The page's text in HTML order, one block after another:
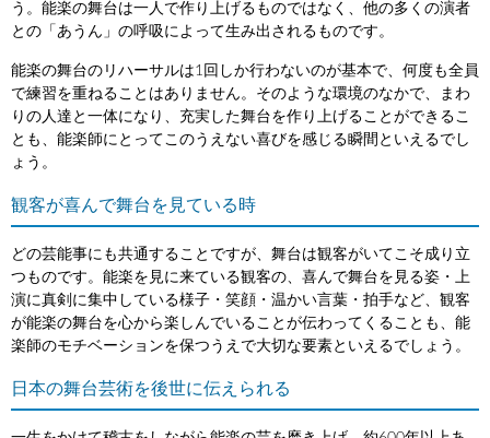
う。能楽の舞台は一人で作り上げるものではなく、他の多くの演者
との「あうん」の呼吸によって生み出されるものです。
能楽の舞台のリハーサルは1回しか行わないのが基本で、何度も全員
で練習を重ねることはありません。そのような環境のなかで、まわ
りの人達と一体になり、充実した舞台を作り上げることができるこ
とも、能楽師にとってこのうえない喜びを感じる瞬間といえるでし
ょう。
観客が喜んで舞台を見ている時
どの芸能事にも共通することですが、舞台は観客がいてこそ成り立
つものです。能楽を見に来ている観客の、喜んで舞台を見る姿・上
演に真剣に集中している様子・笑顔・温かい言葉・拍手など、観客
が能楽の舞台を心から楽しんでいることが伝わってくることも、能
楽師のモチベーションを保つうえで大切な要素といえるでしょう。
日本の舞台芸術を後世に伝えられる